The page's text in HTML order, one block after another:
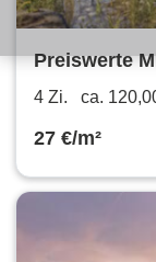
Preiswerte
Ohne
4 Zi. ca.
27 €/m²